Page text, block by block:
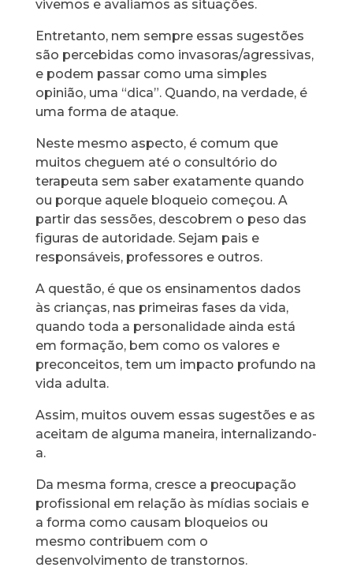
vivemos e avaliamos as situações.
Entretanto, nem sempre essas sugestões
são percebidas como invasoras/agressivas,
e podem passar como uma simples
opinião, uma “dica”. Quando, na verdade, é
uma forma de ataque.
Neste mesmo aspecto, é comum que
muitos cheguem até o consultório do
terapeuta sem saber exatamente quando
ou porque aquele bloqueio começou. A
partir das sessões, descobrem o peso das
figuras de autoridade. Sejam pais e
responsáveis, professores e outros.
A questão, é que os ensinamentos dados
às crianças, nas primeiras fases da vida,
quando toda a personalidade ainda está
em formação, bem como os valores e
preconceitos, tem um impacto profundo na
vida adulta.
Assim, muitos ouvem essas sugestões e as
aceitam de alguma maneira, internalizando-
a.
Da mesma forma, cresce a preocupação
profissional em relação às mídias sociais e
a forma como causam bloqueios ou
mesmo contribuem com o
desenvolvimento de transtornos.